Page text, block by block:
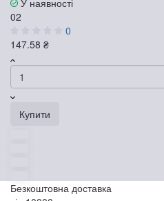
У наявності
02
0
147.58 ₴
Купити
Безкоштовна доставка